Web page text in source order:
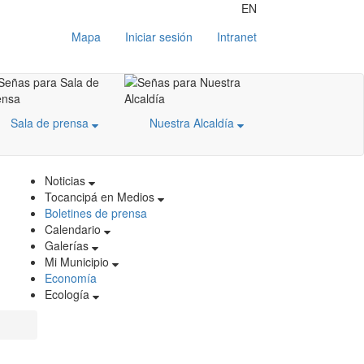
EN
Mapa
Iniciar sesión Intranet
Sala de prensa Nuestra Alcaldía
Noticias
Tocancipá en Medios
Boletines de prensa
Calendario
Galerías
Mi Municipio
Economía
Ecología